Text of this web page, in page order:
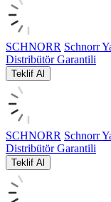
SCHNORR Schnorr
Distribütör Garantili
Teklif Al
SCHNORR Schnorr
Distribütör Garantili
Teklif Al